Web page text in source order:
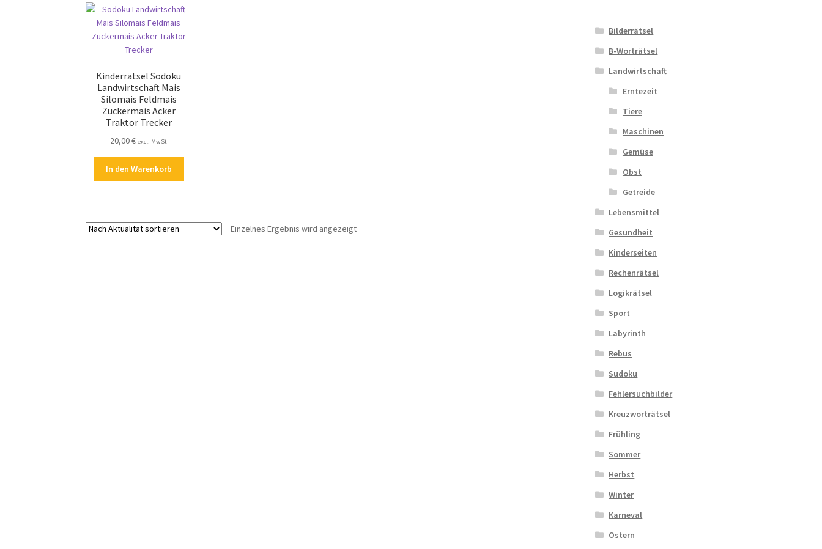
Kinderrätsel Sodoku
Landwirtschaft Mais
Silomais Feldmais
Zuckermais Acker
Traktor Trecker
20,00€ excl. MwSt
In den Warenkorb
Einzelnes Ergebnis wird angezeigt
Bilderrätsel
B-Worträtsel
Landwirtschaft
Erntezeit
Tiere
Maschinen
Gemüse
Obst
Getreide
Lebensmittel
Gesundheit
Kinderseiten
Rechenrätsel
Logikrätsel
Sport
Labyrinth
Rebus
Sudoku
Fehlersuchbilder
Kreuzworträtsel
Frühling
Sommer
Herbst
Winter
Karneval
Ostern